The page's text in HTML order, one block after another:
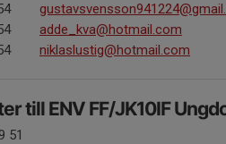
adde_kva@hotmail.com
niklaslustig@hotmail.com
till ENV FF/JK10IF
51